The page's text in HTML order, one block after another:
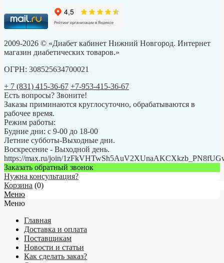
2009-2026 © «Диабет кабинет Нижний Новгород. Интернет
магазин диабетических товаров.»
ОГРН: 308525634700021
+ 7 (831) 415-36-67 +7-953-415-36-67
Есть вопросы? Звоните!
Заказы приминаются круглосуточно, обрабатываются в
рабочее время.
Режим работы:
Будние дни: с 9-00 до 18-00
Летние субботы-Выходные дни.
Воскресение - Выходной день.
https://max.ru/join/
Заказать обратный звонок
Нужна консультация?
Корзина (0)
Меню
Меню
Главная
Доставка и оплата
Поставщикам
Новости и статьи
Как сделать заказ?